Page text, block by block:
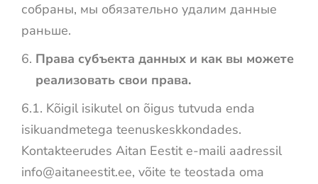
собраны, мы обязательно удалим данные
раньше.
Права субъекта данных и как вы можете
реализовать свои права.
6.1. Kõigil isikutel on õigus tutvuda enda
isikuandmetega teenuskeskkondades.
Kontakteerudes Aitan Eestit e-maili aadressil
info@aitaneestit.ee, võite te teostada oma